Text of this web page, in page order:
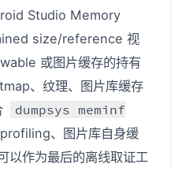
Studio Memory
size/reference 视
或图片缓存的持有
、纹理、图片库缓存
dumpsys meminf
、图片库自身缓
以作为最后的离线取证工